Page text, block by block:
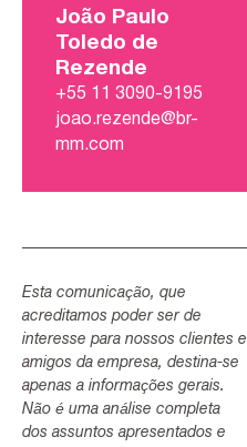
João Paulo
Toledo de
Rezende
+55 11 3090-9195
joao.rezende@br-
mm.com
Esta comunicação, que
acreditamos poder ser de
interesse para nossos clientes e
amigos da empresa, destina-se
apenas a informações gerais.
Não é uma análise completa
dos assuntos apresentados e